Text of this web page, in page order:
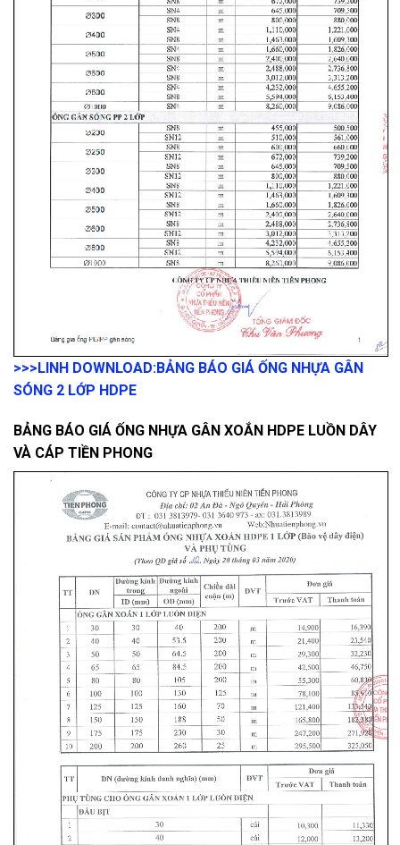
>>>LINH DOWNLOAD:BẢNG BÁO GIÁ ỐNG NHỰA GÂN
SÓNG 2 LỚP HDPE
BẢNG BÁO GIÁ ỐNG NHỰA GÂN XOẮN HDPE LUỒN DÂY
VÀ CÁP TIỀN PHONG